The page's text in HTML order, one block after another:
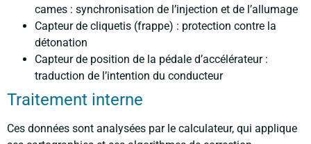
cames : synchronisation de l’injection et de l’allumage
Capteur de cliquetis (frappe) : protection contre la
détonation
Capteur de position de la pédale d’accélérateur :
traduction de l’intention du conducteur
Traitement interne
Ces données sont analysées par le calculateur, qui applique